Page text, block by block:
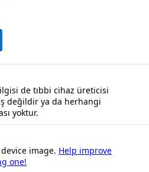
de tıbbi cihaz üreticisi
değildir ya da herhangi
yoktur.
image. Help improve
one!